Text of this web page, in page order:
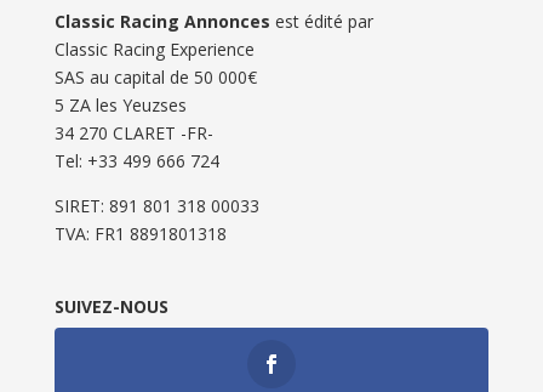
Classic Racing Annonces est édité par
Classic Racing Experience
SAS au capital de 50 000€
5 ZA les Yeuzses
34 270 CLARET -FR-
Tel: ‭+33 499 666 724‬
SIRET: 891 801 318 00033
TVA: FR1 8891801318
SUIVEZ-NOUS